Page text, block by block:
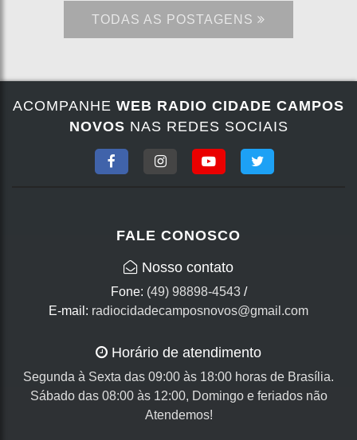
TODAS AS POSTAGENS
ACOMPANHE WEB RADIO CIDADE CAMPOS
NOVOS NAS REDES SOCIAIS
FALE CONOSCO
Nosso contato
Fone: (49) 98898-4543/
E-mail: radiocidadecamposnovos@gmail.com
Horário de atendimento
Segunda à Sexta das 09:00 às 18:00 horas de Brasília.
Sábado das 08:00 às 12:00, Domingo e feriados não
Atendemos!